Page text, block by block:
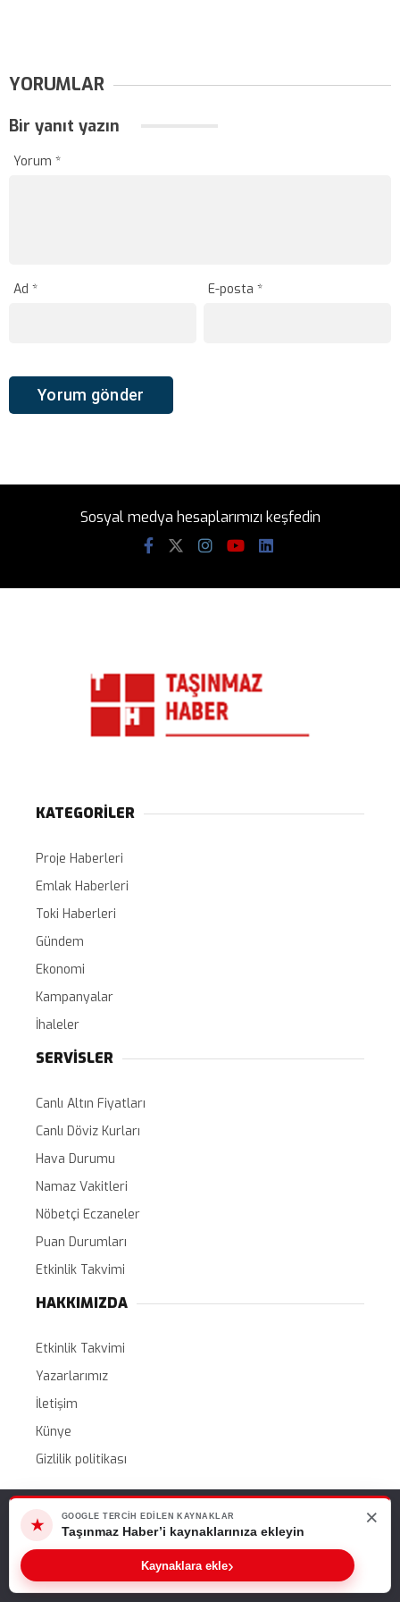
YORUMLAR
Bir yanıt yazın
Yorum *
Ad * E-posta*
Sosyal medya hesaplarımızı keşfedin
KATEGORİLER
Proje Haberleri
Emlak Haberleri
Toki Haberleri
Gündem
Ekonomi
Kampanyalar
İhaleler
SERVİSLER
Canlı Altın Fiyatları
Canlı Döviz Kurları
Hava Durumu
Namaz Vakitleri
Nöbetçi Eczaneler
Puan Durumları
Etkinlik Takvimi
HAKKIMIZDA
Etkinlik Takvimi
Yazarlarımız
İletişim
Künye
Gizlilik politikası
Tüm Hakları Saklıdır. |WordPress Haber Teması
Web sitemizde size en iyi deneyimi sunabilmemiz için çerezleri
kullanıyoruz. Bu siteyi kullanmaya devam ederseniz, bunu kabul
ettiğinizi varsayarız.
Tamam
★
GOOGLE TERCIH EDILEN KAYNAKLAR
Taşınmaz Haber’i kaynaklarınıza ekleyin
Kaynaklara ekle›
×